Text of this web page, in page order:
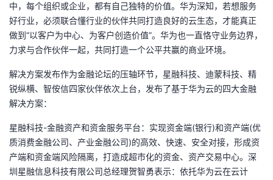
注
验
收
藏
议
中，每个组织或企业，都有自己独特的价值。华为深知，若想服务
好行业，必须联合懂行业的伙伴共同打造良好的云生态，才能真正
做到“以客户为中心、为客户创造价值”。华为也一直恪守业务边界，
力求与合作伙伴一起，共同打造一个公平共赢的商业环境。
解决方案发布作为金融论坛的压轴环节，星融科技、迪蒙科技、精
锐纵横、智侒信四家伙伴依次上台，发布了基于华为云的四大金融
解决方案：
星融科技-金融资产和资金服务平台：实现资金端(银行)和资产端(优
质消费金融公司、产业金融公司)的高效、快速、安全对接，形成资
产端和资金端风险隔离，打造成超市化的资金、资产交易中心。深
圳星融信息科技有限公司总经理贺智勇表示：依托华为云在云计